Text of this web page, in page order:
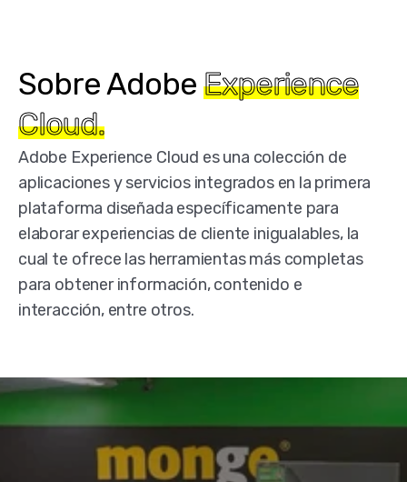
Sobre AdobeExperience
Cloud.
Adobe Experience Cloud es una colección de
aplicaciones y servicios integrados en la primera
plataforma diseñada específicamente para
elaborar experiencias de cliente inigualables, la
cual te ofrece las herramientas más completas
para obtener información, contenido e
interacción, entre otros.